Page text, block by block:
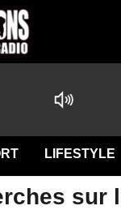
LIFESTYLE
sur